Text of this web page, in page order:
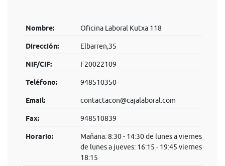
Nombre: Oficina Laboral Kutxa 118
Dirección: Elbarren,35
NIF/CIF: F20022109
Teléfono: 948510350
Email: contactacon@cajalaboral.com
Fax: 948510839
Horario:
Mañana: 8:30 - 14:30 de lunes a viernes Tarde:
de lunes a jueves: 16:15 - 19:45 viernes: 16:15
18:15